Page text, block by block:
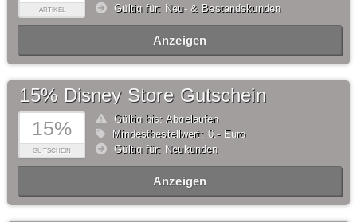
ARTIKEL
Gültig für: Neu- & Bestandskunden
Anzeigen
15%
GUTSCHEIN
15% Disney Store Gutschein
Gültig bis: Abgelaufen
Mindestbestellwert: 0,- Euro
Gültig für: Neukunden
Anzeigen